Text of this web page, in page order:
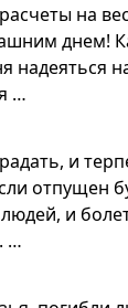
на
днем!
надеяться
…
и
отпущен
и
…